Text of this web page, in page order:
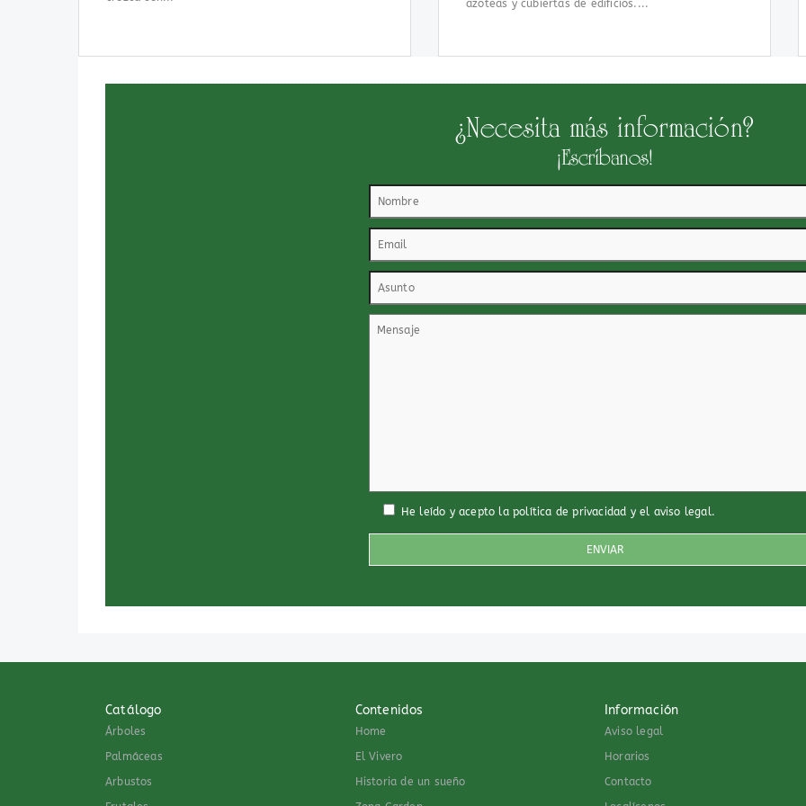
azoteas y cubiertas de edificios....
¿Necesita más información?
¡Escríbanos!
He leído y acepto la política de privacidad y el aviso legal.
Catálogo
Árboles
Palmáceas
Arbustos
Contenidos
Home
El Vivero
Historia de un sueño
Información
Aviso legal
Horarios
Contacto